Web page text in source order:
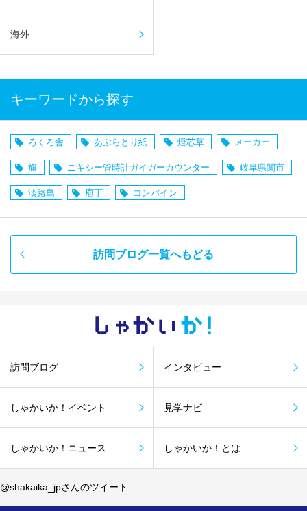
海外
キーワードから探す
ろくろ舎 あぶらとり紙 燈芯草 メーカー
旗 ニキシー管時計ガイガーカウンター 岐阜県関市
淡路島 庖丁 コンバイン
訪問ブログ一覧へもどる
しゃかい か！
訪問ブログ インタビュー
しゃかいか！イベント 見学ナビ
しゃかいか！ニュース しゃかいか！とは
@shakaika_jpさんのツイート